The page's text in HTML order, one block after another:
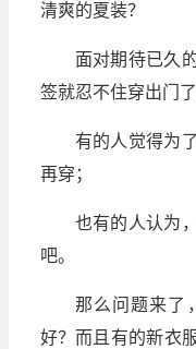
清爽的夏装？
面对期待已久
签就忍不住穿出门了
有的人觉得为
再穿；
也有的人认为
吧。
那么问题来了
好？而且有的新衣